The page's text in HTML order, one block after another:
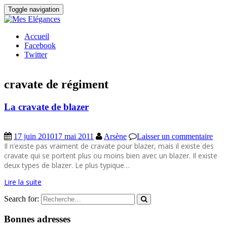
Toggle navigation
Accueil
Facebook
Twitter
cravate de régiment
La cravate de blazer
17 juin 201017 mai 2011 Arsène Laisser un commentaire
Il n’existe pas vraiment de cravate pour blazer, mais il existe des
cravate qui se portent plus ou moins bien avec un blazer. Il existe
deux types de blazer. Le plus typique…
Lire la suite
Search for:
Bonnes adresses